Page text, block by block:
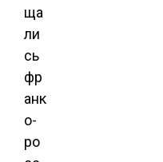
ща
ли
сь
фр
анк
о-
ро